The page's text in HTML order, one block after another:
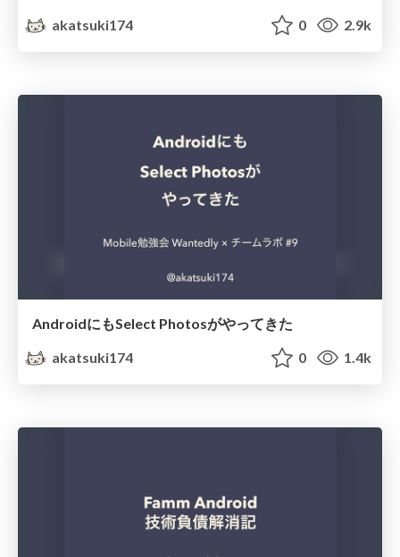
akatsuki174
0 2.9k
AndroidにもSelect Photosがやってきた
akatsuki174
0 1.4k